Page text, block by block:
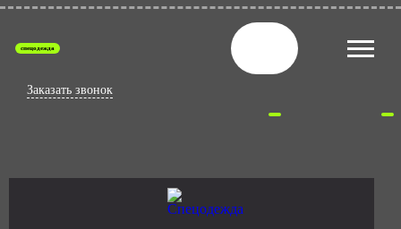
спецодежда
Заказать звонок